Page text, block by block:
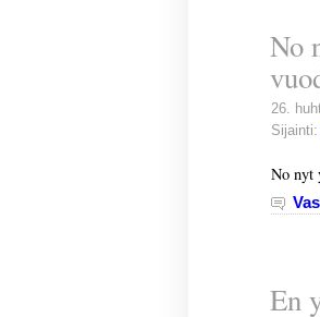
No
26.
Sijainti:
No nyt
En